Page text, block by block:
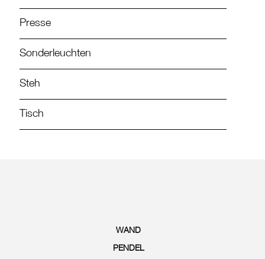
Presse
Sonderleuchten
Steh
Tisch
WAND
PENDEL